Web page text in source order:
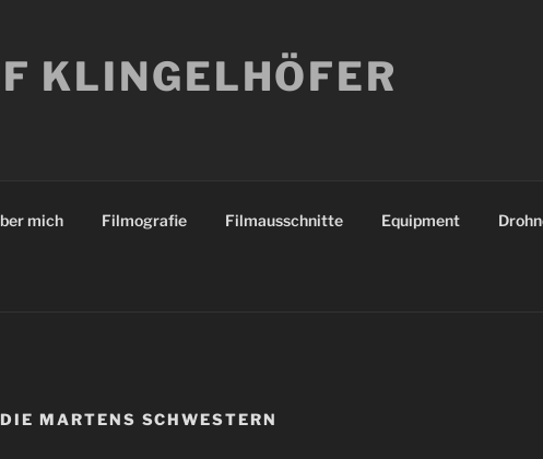
KLINGELHÖFER
mich Filmografie Filmausschnitte Equipment
DIE MARTENS SCHWESTERN